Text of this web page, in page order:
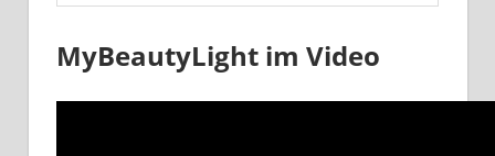
MyBeautyLight im Video